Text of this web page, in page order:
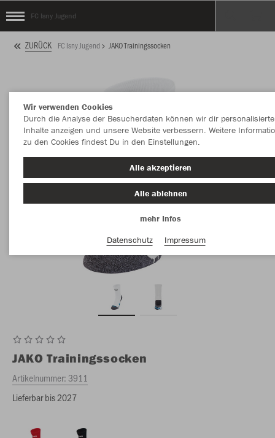
FC Isny Jugend
ZURÜCK FC Isny Jugend JAKO Trainingssocken
JAKO Trainingssocken
Artikelnummer:3911
Lieferbar bis 2027
Wir verwenden Cookies
Durch die Analyse der Besucherdaten können wir dir personalisierte
Inhalte anzeigen und unsere Website verbessern. Weitere
zu den Cookies findest Du in den Einstellungen.
Alle akzeptieren
Alle ablehnen
mehr Infos
Datenschutz
Impressum